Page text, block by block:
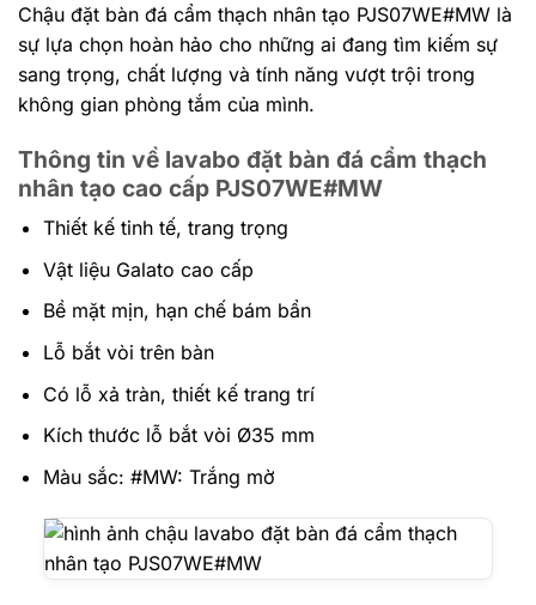
Chậu đặt bàn đá cẩm thạch nhân tạo PJS07WE#MW là
sự lựa chọn hoàn hảo cho những ai đang tìm kiếm sự
sang trọng, chất lượng và tính năng vượt trội trong
không gian phòng tắm của mình.
Thông tin về lavabo đặt bàn đá cẩm thạch
nhân tạo cao cấp PJS07WE#MW
Thiết kế tinh tế, trang trọng
Vật liệu Galato cao cấp
Bề mặt mịn, hạn chế bám bẩn
Lỗ bắt vòi trên bàn
Có lỗ xả tràn, thiết kế trang trí
Kích thước lỗ bắt vòi Ø35 mm
Màu sắc: #MW: Trắng mờ